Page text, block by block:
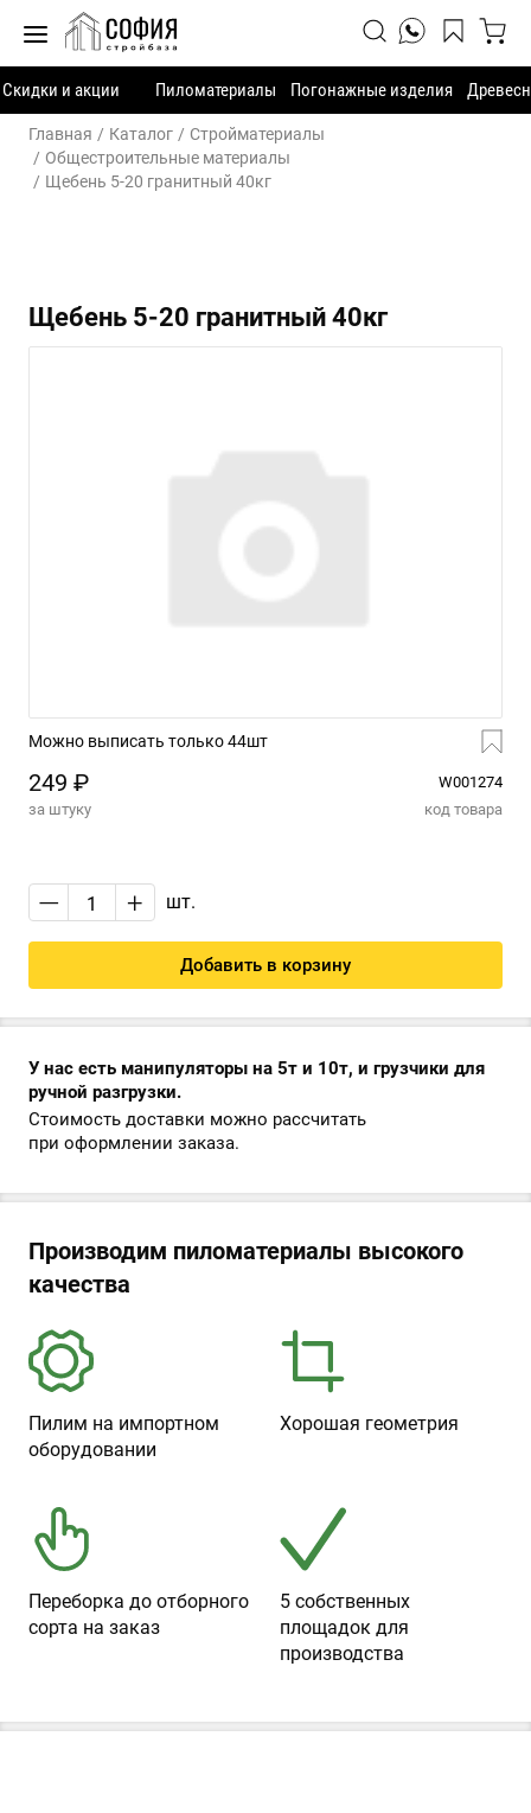
Скидки и акции Пиломатериалы Погонажные изделия
Главная Каталог
Стройматериалы
Общестроительные материалы
Щебень 5-20 гранитный 40кг
Щебень 5-20 гранитный 40кг
Можно выписать только 44шт
249 ₽
W001274
за штуку
код товара
— + шт.
Добавить в корзину
У нас есть манипуляторы на 5т и 10т, и грузчики для
ручной разгрузки.
Стоимость доставки можно рассчитать
при оформлении заказа.
Производим пиломатериалы высокого
качества
Пилим на импортном
оборудовании
Хорошая геометрия
Переборка до отборного
сорта на заказ
5 собственных
площадок для
производства